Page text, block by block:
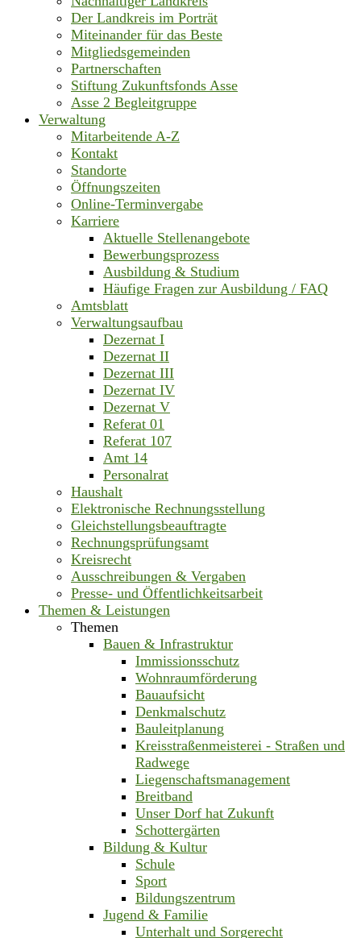
Der Landkreis im Porträt
Miteinander für das Beste
Mitgliedsgemeinden
Partnerschaften
Stiftung Zukunftsfonds Asse
Asse 2 Begleitgruppe
Verwaltung
Mitarbeitende A-Z
Kontakt
Standorte
Öffnungszeiten
Online-Terminvergabe
Karriere
Aktuelle Stellenangebote
Bewerbungsprozess
Ausbildung & Studium
Häufige Fragen zur Ausbildung / FAQ
Amtsblatt
Verwaltungsaufbau
Dezernat I
Dezernat II
Dezernat III
Dezernat IV
Dezernat V
Referat 01
Referat 107
Amt 14
Personalrat
Haushalt
Elektronische Rechnungsstellung
Gleichstellungsbeauftragte
Rechnungsprüfungsamt
Kreisrecht
Ausschreibungen & Vergaben
Presse- und Öffentlichkeitsarbeit
Themen & Leistungen
Themen
Bauen & Infrastruktur
Immissionsschutz
Wohnraumförderung
Bauaufsicht
Denkmalschutz
Bauleitplanung
Kreisstraßenmeisterei - Straßen und
Radwege
Liegenschaftsmanagement
Breitband
Unser Dorf hat Zukunft
Schottergärten
Bildung & Kultur
Schule
Sport
Bildungszentrum
Jugend & Familie
Unterhalt und Sorgerecht